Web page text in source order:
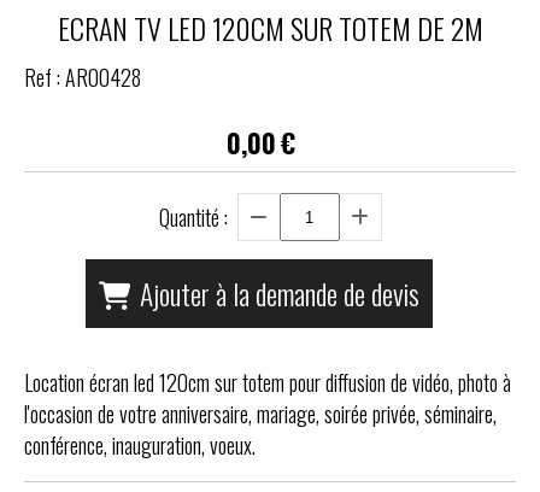
ECRAN TV LED 120CM SUR TOTEM DE 2M
Ref :AR00428
0,00€
Quantité :
Ajouter à la demande de devis
Location écran led 120cm sur totem pour diffusion de vidéo, photo à
l'occasion de votre anniversaire, mariage, soirée privée, séminaire,
conférence, inauguration, voeux.